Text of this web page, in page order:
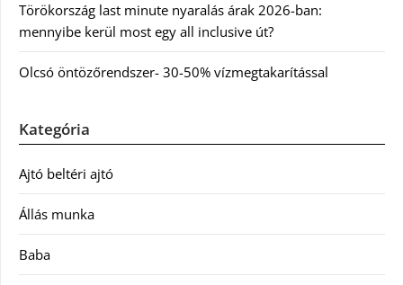
Törökország last minute nyaralás árak 2026-ban:
mennyibe kerül most egy all inclusive út?
Olcsó öntözőrendszer- 30-50% vízmegtakarítással
Kategória
Ajtó beltéri ajtó
Állás munka
Baba